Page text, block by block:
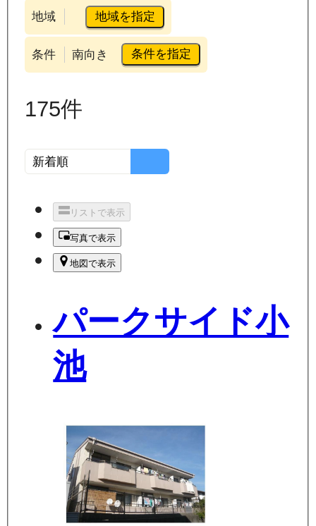
地域 地域を指定
条件 南向き 条件を指定
175件
リストで表示
写真で表示
地図で表示
パークサイド小
池